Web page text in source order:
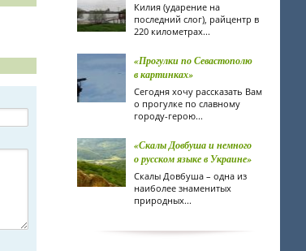
Килия (ударение на
последний слог), райцентр в
220 километрах...
«Прогулки по Севастополю
в картинках»
Сегодня хочу рассказать Вам
о прогулке по славному
городу-герою...
«Скалы Довбуша и немного
о русском языке в Украине»
Скалы Довбуша – одна из
наиболее знаменитых
природных...